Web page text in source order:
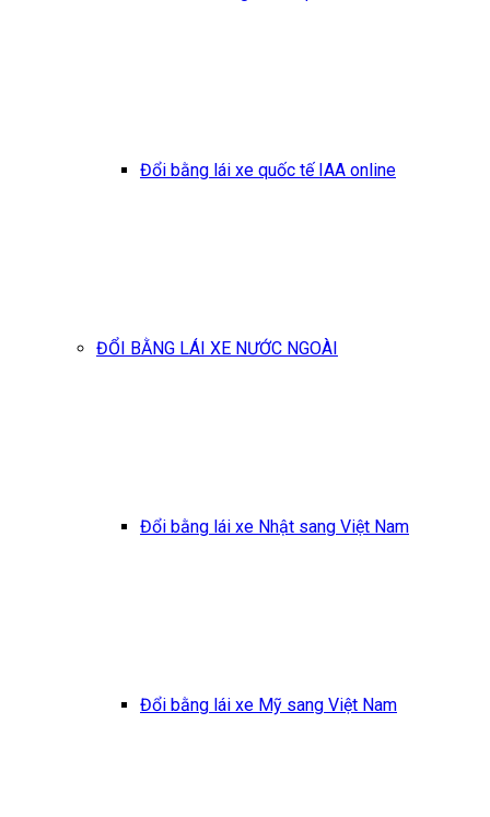
Đổi bằng lái xe quốc tế IAA online
ĐỔI BẰNG LÁI XE NƯỚC NGOÀI
Đổi bằng lái xe Nhật sang Việt Nam
Đổi bằng lái xe Mỹ sang Việt Nam